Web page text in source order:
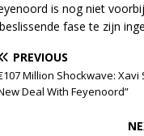
is nog niet
fase te zijn
PREVIOUS
Million Shockwave: Xavi
Deal With Feyenoord”